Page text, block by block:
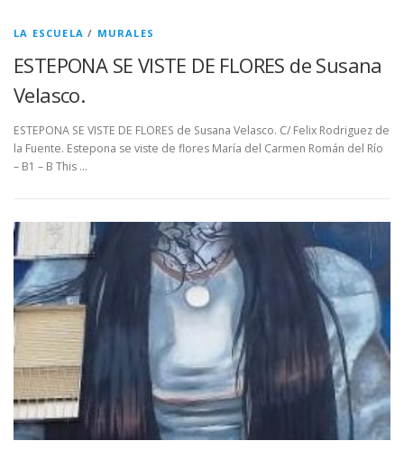
LA ESCUELA / MURALES
ESTEPONA SE VISTE DE FLORES de Susana
Velasco.
ESTEPONA SE VISTE DE FLORES de Susana Velasco. C/ Felix Rodriguez de
la Fuente. Estepona se viste de flores María del Carmen Román del Río
– B1 – B This …